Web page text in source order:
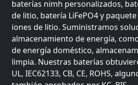
baterías nimh personalizados,
de litio, batería LiFePO4 y
iones de litio. Suministramos
almacenamiento de energía,
de energía doméstico,
limpia. Nuestras baterías
UL, IEC62133, CB, CE, ROHS,